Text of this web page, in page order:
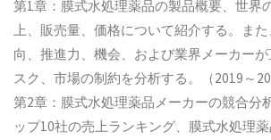
第1章：膜式水処理薬品の製品概要、世界
上、販売量、価格について紹介する。ま
向、推進力、機会、および業界メーカー
スク、市場の制約を分析する。（2019～
第2章：膜式水処理薬品メーカーの競合分
ップ10社の売上ランキング、膜式水処理